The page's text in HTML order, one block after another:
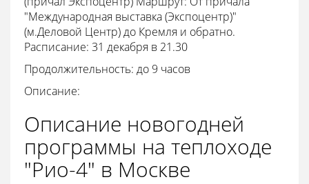
"Международная выставка (Экспоцентр)"
(м.Деловой Центр) до Кремля и обратно.
Расписание: 31 декабря в 21.30
Продолжительность: до 9 часов
Описание:
Описание новогодней
программы на теплоходе
"Рио-4" в Москве